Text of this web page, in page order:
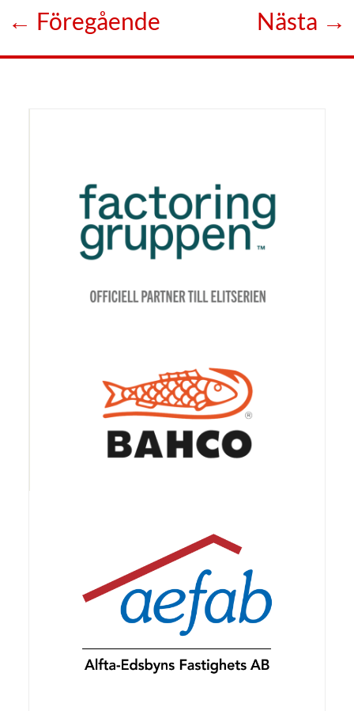
← Föregående Nästa →